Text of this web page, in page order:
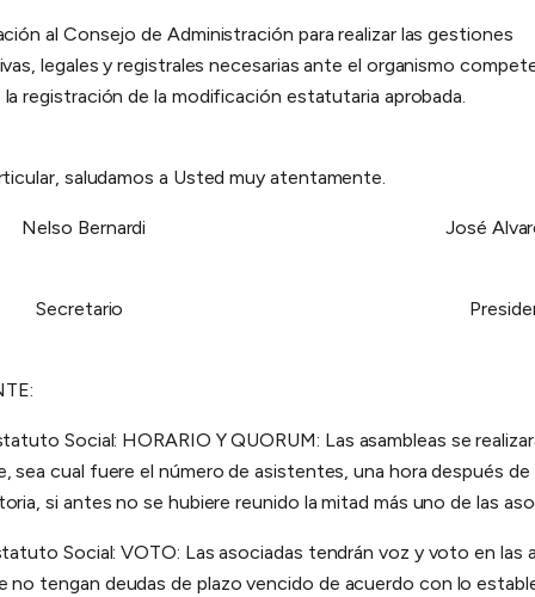
al Consejo de Administración para realizar las gestiones
legales y registrales necesarias ante el organismo
registración de la modificación estatutaria aprobada.
saludamos a Usted muy atentamente.
Bernardi José
Social: HORARIO Y QUORUM: Las asambleas se
sea cual fuere el número de asistentes, una hora después de
si antes no se hubiere reunido la mitad más uno de las
Social: VOTO: Las asociadas tendrán voz y voto en las
no tengan deudas de plazo vencido de acuerdo con lo